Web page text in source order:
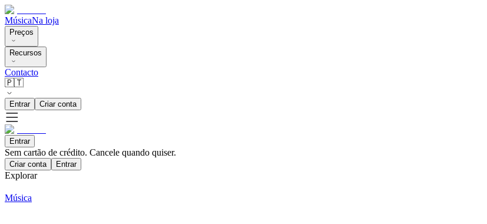
MúsicaNa loja
Preços
Recursos
Contacto
🇵🇹
Entrar Criar conta
Entrar
Sem cartão de crédito. Cancele quando quiser.
Criar conta Entrar
Explorar
Música